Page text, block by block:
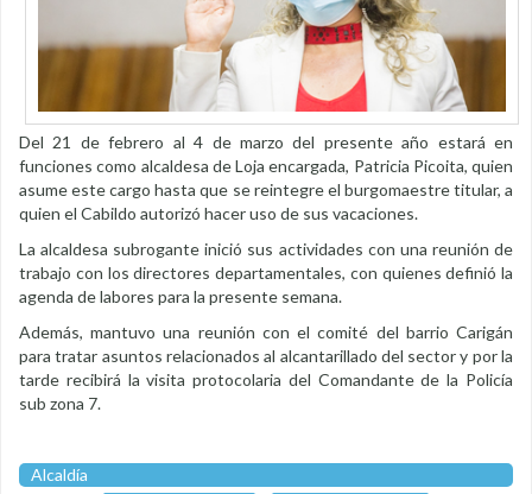
Del 21 de febrero al 4 de marzo del presente año estará en
funciones como alcaldesa de Loja encargada, Patricia Picoita, quien
asume este cargo hasta que se reintegre el burgomaestre titular, a
quien el Cabildo autorizó hacer uso de sus vacaciones.
La alcaldesa subrogante inició sus actividades con una reunión de
trabajo con los directores departamentales, con quienes definió la
agenda de labores para la presente semana.
Además, mantuvo una reunión con el comité del barrio Carigán
para tratar asuntos relacionados al alcantarillado del sector y por la
tarde recibirá la visita protocolaria del Comandante de la Policía
sub zona 7.
Alcaldía